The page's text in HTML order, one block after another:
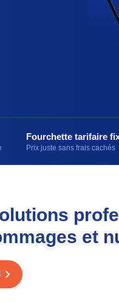
Fourchette tarifaire
Prix juste sans frais cachés
et